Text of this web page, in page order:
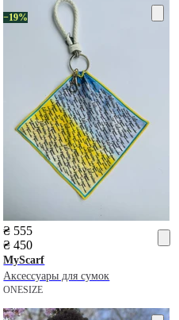
−19%
₴ 555
₴ 450
MyScarf
Аксессуары для сумок
ONESIZE